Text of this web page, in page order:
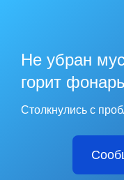
Не убран
горит
Столкнулись с